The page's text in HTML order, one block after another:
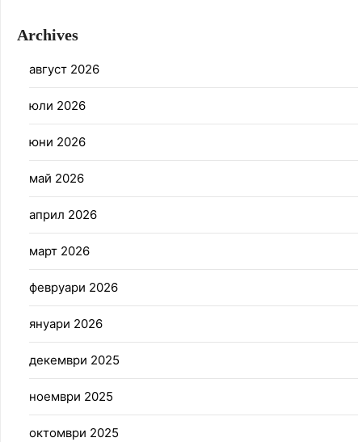
Archives
август 2026
юли 2026
юни 2026
май 2026
април 2026
март 2026
февруари 2026
януари 2026
декември 2025
ноември 2025
октомври 2025